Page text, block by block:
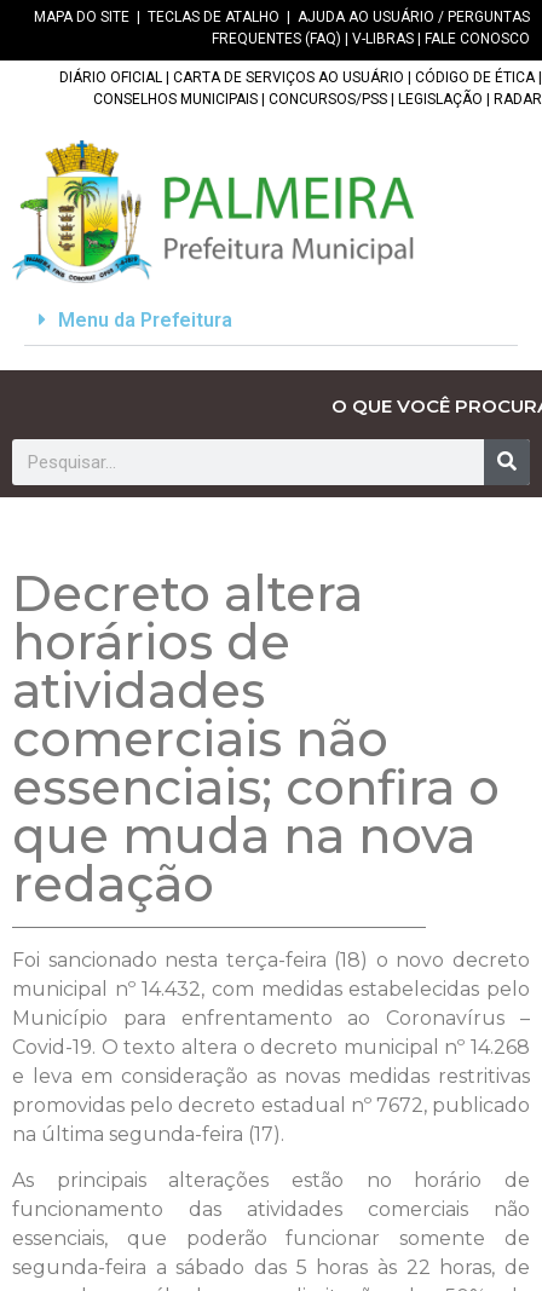
MAPA DO SITE TECLAS DE ATALHO
AJUDA AO USUÁRIO / PERGUNTAS
FREQUENTES (FAQ)
V-LIBRAS FALE CONOSCO
DIÁRIO OFICIAL CARTA DE SERVIÇOS AO USUÁRIO CÓDIGO DE ÉTICA|
CONSELHOS MUNICIPAIS
CONCURSOS/PSS LEGISLAÇÃO RADAR
Menu da Prefeitura
O QUE VOCÊ
Decreto altera
horários de
atividades
comerciais não
essenciais; confira o
que muda na nova
redação
Foi sancionado nesta terça-feira (18) o novo decreto
municipal nº 14.432, com medidas estabelecidas pelo
Município para enfrentamento ao Coronavírus –
Covid-19. O texto altera o decreto municipal nº 14.268
e leva em consideração as novas medidas restritivas
promovidas pelo decreto estadual nº 7672, publicado
na última segunda-feira (17).
As principais alterações estão no horário de
funcionamento das atividades comerciais não
essenciais, que poderão funcionar somente de
segunda-feira a sábado das 5 horas às 22 horas, de